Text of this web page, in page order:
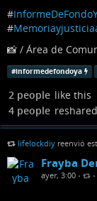
#
#
📸 / Área de
#informedefondoya
2 people like this
4 people
lifelockdiy reenvió
Frayba
ayer, 3:00 • •